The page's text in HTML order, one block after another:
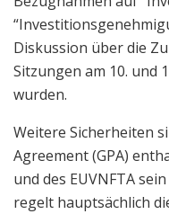
Diskussion über die
Sitzungen am 10. und
wurden.
Weitere Sicherheiten
Agreement (GPA)
und des EUVNFTA
regelt hauptsächlich